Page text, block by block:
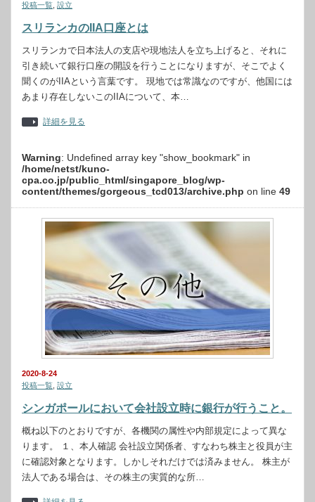
投稿一覧 設立
スリランカのIIA口座とは
スリランカで日本法人の支店や現地法人を立ち上げると、それに
引き続いて銀行口座の開設を行うことになりますが、そこでよく
聞くのがIIAという言葉です。 現地では常識なのですが、他国には
あまり存在しないこのIIAについて、本…
詳細を見る
Warning: Undefined array key "show_bookmark" in
/home/netst/kuno-
cpa.co.jp/public_html/singapore_blog/wp-
content/themes/gorgeous_tcd013/archive.php on line 49
2020-8-24
投稿一覧 設立
シンガポールにおいて会社設立時に銀行が行うこと。
概ね以下のとおりですが、各機関の属性や内部規定によって異な
ります。 １、本人確認 会社設立関係者、すなわち株主と役員が主
に確認対象となります。しかしそれだけでは済みません。 株主が
法人である場合は、その株主の実質的な所…